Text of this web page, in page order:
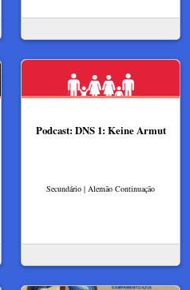
Podcast: DNS 1: Keine Armut
Secundário | Alemão Continuação